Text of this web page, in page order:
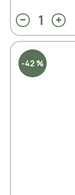
-42 %